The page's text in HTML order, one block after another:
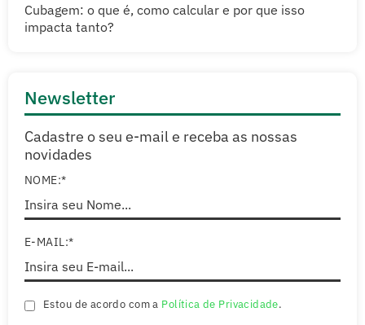
Cubagem: o que é, como calcular e por que isso
impacta tanto?
Newsletter
Cadastre o seu e-mail e receba as nossas
novidades
NOME:*
E-MAIL:*
Estou de acordo com a Política de Privacidade.